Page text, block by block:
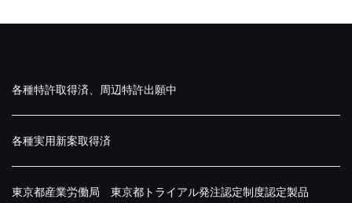
各種特許取得済、周辺特許出願中
各種実用新案取得済
東京都産業労働局 東京都トライアル発注認定制度認定製品